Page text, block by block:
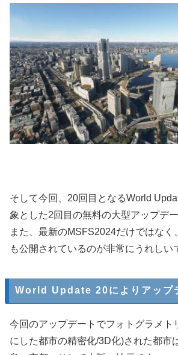
そして今回、20回目となるWorld
象とした2回目の無料の大型アップデー
また、最新のMSFS2024だけではなく
も公開されているのが非常にうれしい
World Update 20によりアップ
今回のアップデートでフォトグラメト
にした都市の精密化/3D化)された都市